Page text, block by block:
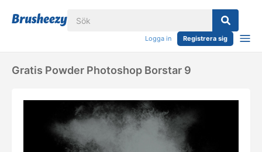
Logga in Registrera sig
Gratis Powder Photoshop Borstar 9